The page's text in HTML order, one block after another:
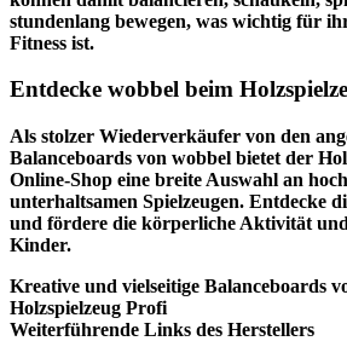
stundenlang bewegen, was wichtig für
Fitness ist.
Entdecke wobbel beim
Als stolzer Wiederverkäufer von den
Balanceboards von wobbel bietet der
Online-Shop eine breite Auswahl an
unterhaltsamen Spielzeugen. Entdecke
und fördere die körperliche Aktivität
Kinder.
Kreative und vielseitige Balanceboards
Holzspielzeug Profi
Weiterführende Links des Herstellers